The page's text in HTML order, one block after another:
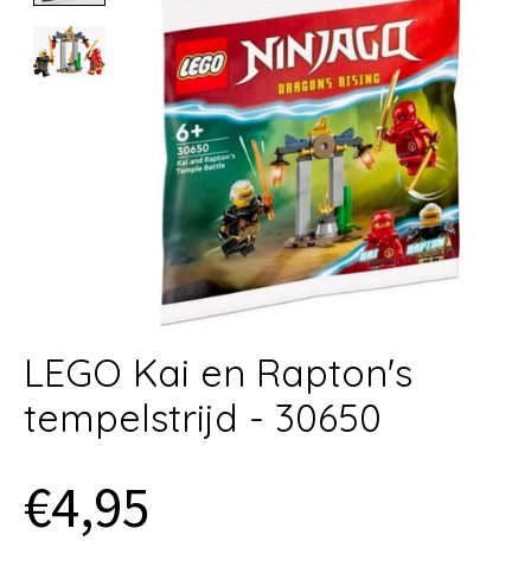
LEGO Kai en Rapton's
tempelstrijd - 30650
€4,95